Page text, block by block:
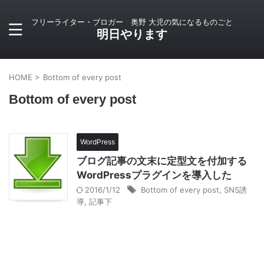
フリーライター・ブロガー 奥野 大児の気になるものごと
明日やります
HOME > Bottom of every post
Bottom of every post
WordPress
ブログ記事の文末に定型文を付加する
WordPressプラグインを導入した
2016/1/12 Bottom of every post
SNS誘
導 記事下